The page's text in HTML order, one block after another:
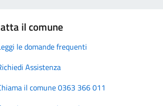
il comune
le domande frequenti
Assistenza
il comune 0363 366 011